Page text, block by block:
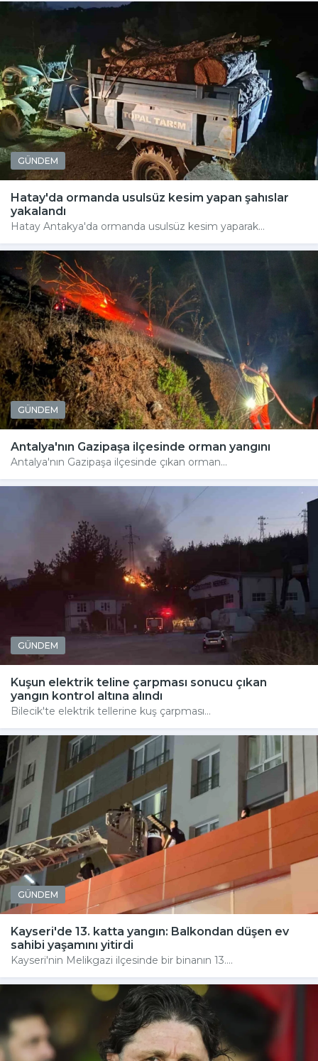
GÜNDEM
Hatay'da ormanda usulsüz kesim yapan şahıslar
yakalandı
Hatay Antakya'da ormanda usulsüz kesim yaparak...
GÜNDEM
Antalya'nın Gazipaşa ilçesinde orman yangını
Antalya'nın Gazipaşa ilçesinde çıkan orman...
GÜNDEM
Kuşun elektrik teline çarpması sonucu çıkan
yangın kontrol altına alındı
Bilecik'te elektrik tellerine kuş çarpması...
GÜNDEM
Kayseri'de 13. katta yangın: Balkondan düşen ev
sahibi yaşamını yitirdi
Kayseri'nin Melikgazi ilçesinde bir binanın 13....